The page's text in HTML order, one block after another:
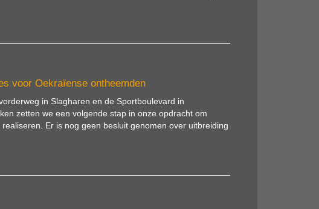
voor Oekraïense ontheemden
in Slagharen en de Sportboulevard in
zetten we een volgende stap in onze opdracht om
Er is nog geen besluit genomen over uitbreiding